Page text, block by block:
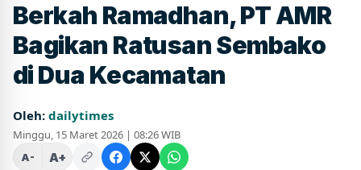
Berkah Ramadhan, PT AMR
Bagikan Ratusan Sembako
di Dua Kecamatan
Oleh: dailytimes
Minggu, 15 Maret 2026 | 08:26 WIB
A- A+